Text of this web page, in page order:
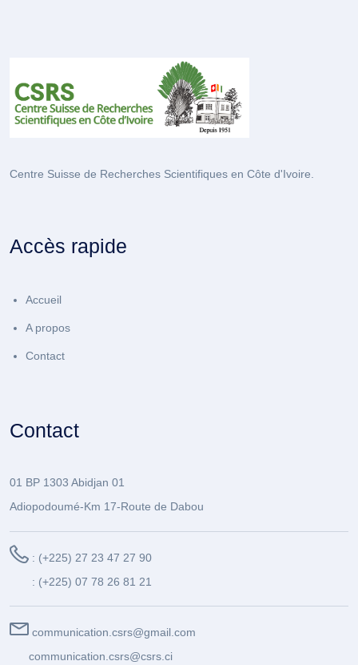
Centre Suisse de Recherches Scientifiques en Côte d'Ivoire.
Accès rapide
Accueil
A propos
Contact
Contact
01 BP 1303 Abidjan 01
Adiopodoumé-Km 17-Route de Dabou
: (+225) 27 23 47 27 90
: (+225) 07 78 26 81 21
communication.csrs@gmail.com
communication.csrs@csrs.ci